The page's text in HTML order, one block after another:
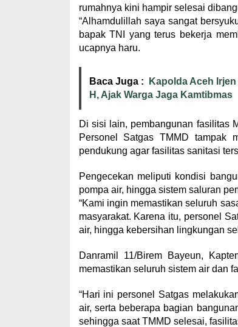
rumahnya kini hampir selesai
“Alhamdulillah saya sangat
bapak TNI yang terus bekerja
ucapnya haru.
Baca Juga :
Kapolda Aceh
H, Ajak Warga Jaga Kamtibmas
Di sisi lain, pembangunan fasilitas
Personel Satgas TMMD tampak
pendukung agar fasilitas sanitasi
Pengecekan meliputi kondisi
pompa air, hingga sistem saluran
“Kami ingin memastikan seluruh
masyarakat. Karena itu, personel
air, hingga kebersihan lingkungan
Danramil 11/Birem Bayeun,
memastikan seluruh sistem air dan
“Hari ini personel Satgas
air, serta beberapa bagian
sehingga saat TMMD selesai,